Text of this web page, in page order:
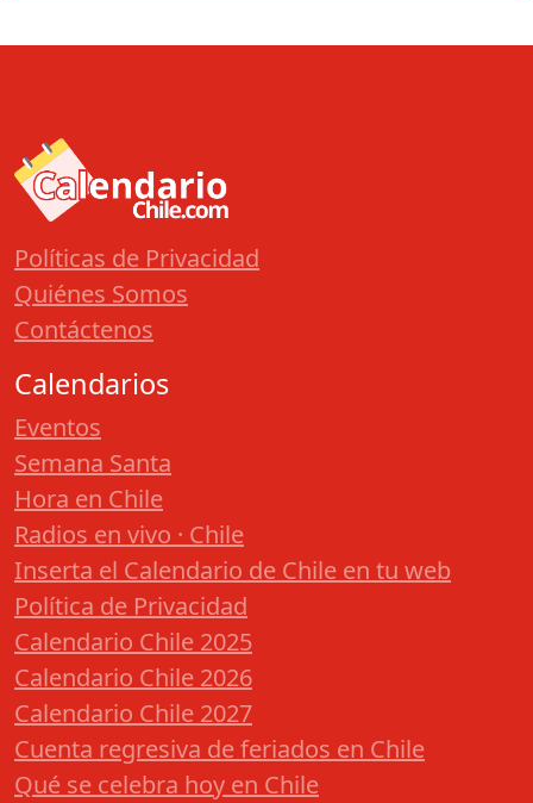
Políticas de Privacidad
Quiénes Somos
Contáctenos
Calendarios
Eventos
Semana Santa
Hora en Chile
Radios en vivo · Chile
Inserta el Calendario de Chile en tu web
Política de Privacidad
Calendario Chile 2025
Calendario Chile 2026
Calendario Chile 2027
Cuenta regresiva de feriados en Chile
Qué se celebra hoy en Chile